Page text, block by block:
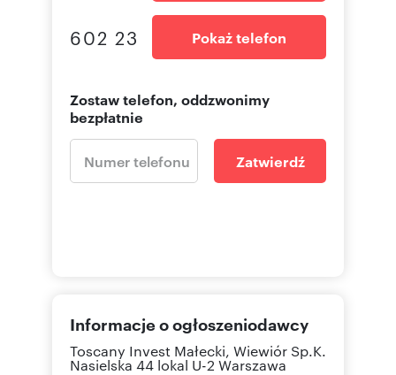
602 23 Pokaż telefon
Zostaw telefon, oddzwonimy
bezpłatnie
Zatwierdź
Informacje o ogłoszeniodawcy
Toscany Invest Małecki, Wiewiór Sp.K.
Nasielska 44 lokal U-2 Warszawa